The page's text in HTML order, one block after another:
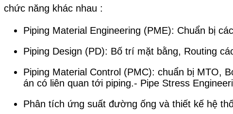
chức năng khác nhau :
Piping Material Engineering (PME): Chuẩn bị
Piping Design (PD): Bố trí mặt bằng, Routing
Piping Material Control (PMC): chuẩn bị MTO,
án có liên quan tới piping.- Pipe Stress
Phân tích ứng suất đường ống và thiết kế hệ